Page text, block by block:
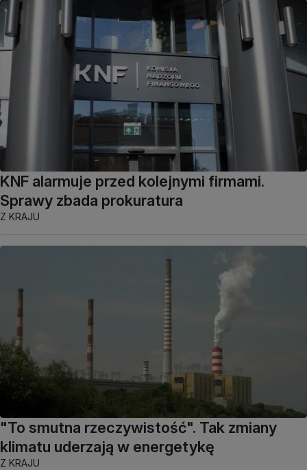
KNF alarmuje przed kolejnymi firmami.
Sprawy zbada prokuratura
Z KRAJU
"To smutna rzeczywistość". Tak zmiany
klimatu uderzają w energetykę
Z KRAJU